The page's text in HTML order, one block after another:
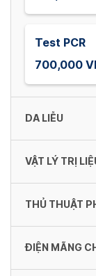
Test PCR
700,000
DA LIỄU
chăm sóc
chăm sóc
VẬT LÝ TRỊ
Tiêm khớp
THỦ THUẬT
Áp lạnh
ĐIỆN MÃNG